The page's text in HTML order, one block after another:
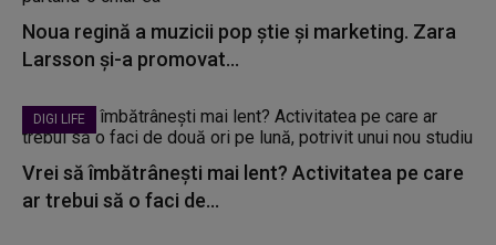
Noua regină a muzicii pop știe și marketing. Zara
Larsson și-a promovat...
DIGI LIFE
Vrei să îmbătrânești mai lent? Activitatea pe care
ar trebui să o faci de...